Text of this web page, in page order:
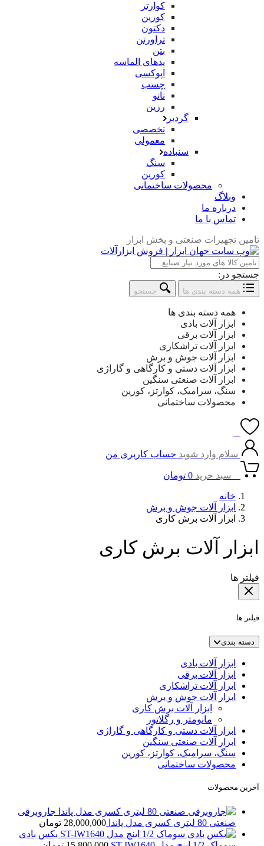
کوارتز
کورین
دکتون
تراورتن
بتن
پدهای الماسه
اپوکسی
چسب
نانو
رزین
گردبر
تخصصی
معمولی
سنباده
سنگ
کورین
محصولات ساختمانی
وبلاگ
درباره ما
تماس با ما
تامین تجهیزات صنعتی و پخش ابزار
جستجو در:
همه دسته بندی ها جستجو
همه دسته بندی ها
ابزار آلات بادی
ابزار آلات برقی
ابزار آلات تراشکاری
ابزار آلات جوش و برش
ابزار آلات دستی و کارگاهی و گاراژی
ابزار آلات صنعتی سنگین
سنگ، سرامیک، کوارتز، کورین
محصولات ساختمانی
سلام وارد شوید حساب کاربری من
سبد خرید 0 تومان
خانه
ابزار آلات جوش و برش
ابزار آلات برش کاری
ابزار آلات برش کاری
فیلتر ها
فیلتر ها
دسته بندی
ابزار آلات بادی
ابزار آلات برقی
ابزار آلات تراشکاری
ابزار آلات جوش و برش
ابزار آلات برش کاری
مانومتر و رگلاتور
ابزار آلات دستی و کارگاهی و گاراژی
ابزار آلات صنعتی سنگین
سنگ، سرامیک، کوارتز، کورین
محصولات ساختمانی
آخرین محصولات
جاروبرقی
صنعتی 80 لیتری کسری مدل پاندا
28,000,000 تومان
بکس بادی